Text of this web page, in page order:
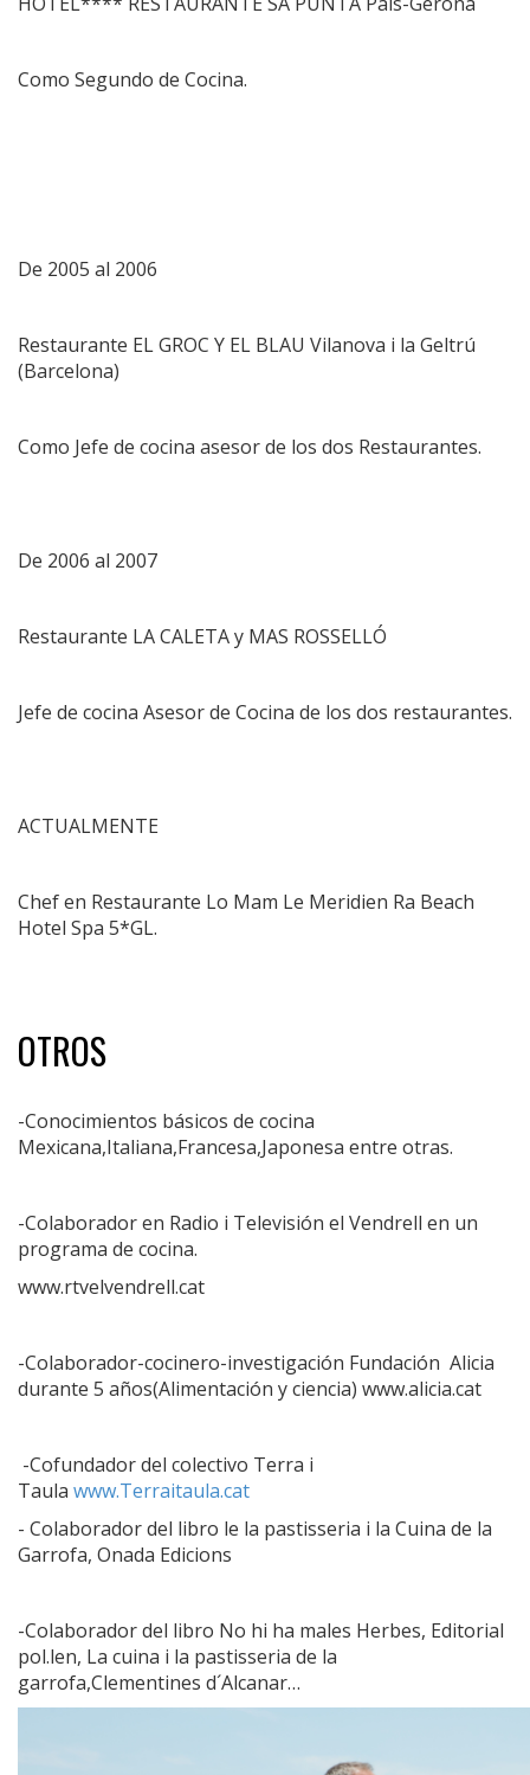
Como Segundo de Cocina.
De 2005 al 2006
Restaurante EL GROC Y EL BLAU Vilanova i la Geltrú
(Barcelona)
Como Jefe de cocina asesor de los dos Restaurantes.
De 2006 al 2007
Restaurante LA CALETA y MAS ROSSELLÓ
Jefe de cocina Asesor de Cocina de los dos restaurantes.
ACTUALMENTE
Chef en Restaurante Lo Mam Le Meridien Ra Beach
Hotel Spa 5*GL.
OTROS
-Conocimientos básicos de cocina
Mexicana,Italiana,Francesa,Japonesa entre otras.
-Colaborador en Radio i Televisión el Vendrell en un
programa de cocina.
www.rtvelvendrell.cat
-Colaborador-cocinero-investigación Fundación Alicia
durante 5 años(Alimentación y ciencia) www.alicia.cat
-Cofundador del colectivo Terra i
Taula www.Terraitaula.cat
- Colaborador del libro le la pastisseria i la Cuina de la
Garrofa, Onada Edicions
-Colaborador del libro No hi ha males Herbes, Editorial
pol.len, La cuina i la pastisseria de la
garrofa,Clementines d´Alcanar…